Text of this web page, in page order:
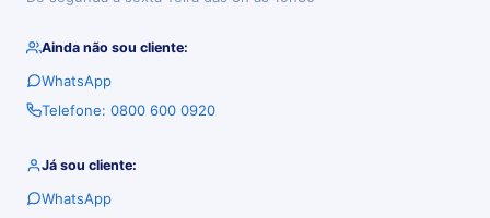
Ainda não sou cliente:
WhatsApp
Telefone: 0800 600 0920
Já sou cliente:
WhatsApp